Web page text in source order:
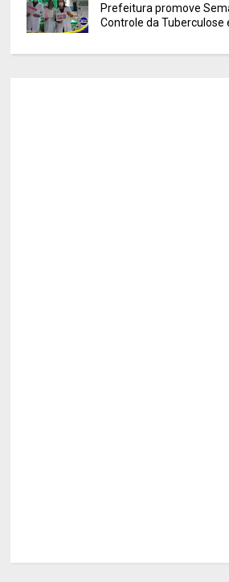
Prefeitura promove
Controle da Tuberculose